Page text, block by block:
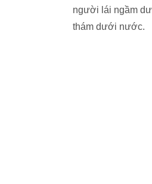
người lái ngầm
thám dưới nước.